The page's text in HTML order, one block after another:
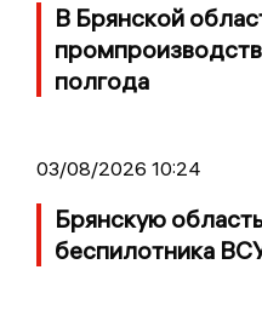
В Брянской
полгода
03/08/2026 10:24
Брянскую
беспилотника